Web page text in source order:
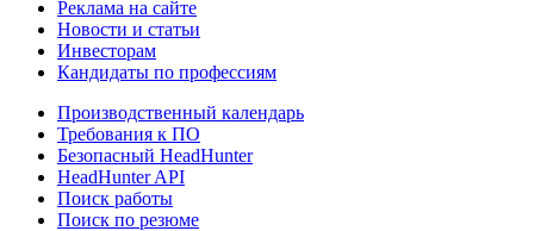
Реклама на сайте
Новости и статьи
Инвесторам
Кандидаты по профессиям
Производственный календарь
Требования к ПО
Безопасный HeadHunter
HeadHunter API
Поиск работы
Поиск по резюме